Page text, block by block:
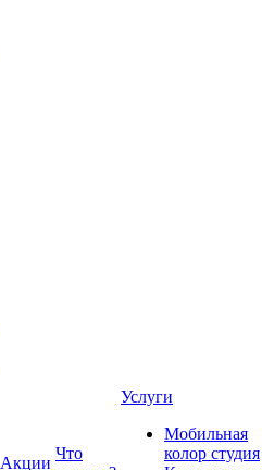
Акции
Что
Услуги
Мобильная
колор студия